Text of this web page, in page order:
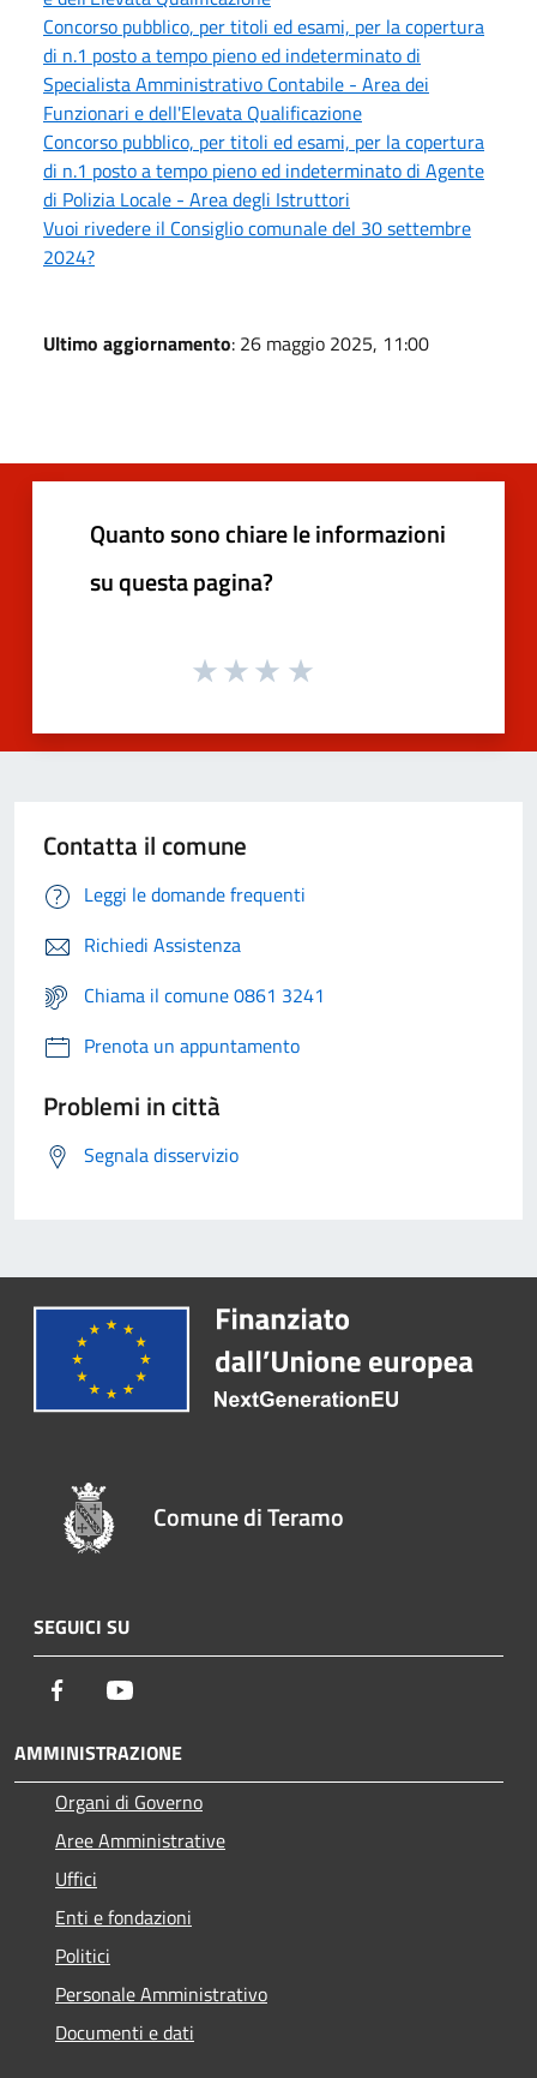
Concorso pubblico, per titoli ed esami, per la copertura
di n.1 posto a tempo pieno ed indeterminato di
Specialista Amministrativo Contabile - Area dei
Funzionari e dell'Elevata Qualificazione
Concorso pubblico, per titoli ed esami, per la copertura
di n.1 posto a tempo pieno ed indeterminato di Agente
di Polizia Locale - Area degli Istruttori
Vuoi rivedere il Consiglio comunale del 30 settembre
2024?
Ultimo aggiornamento: 26 maggio 2025, 11:00
Quanto sono chiare le informazioni
su questa pagina?
Contatta il comune
Leggi le domande frequenti
Richiedi Assistenza
Chiama il comune 0861 3241
Prenota un appuntamento
Problemi in città
Segnala disservizio
Comune di Teramo
SEGUICI SU
Facebook
AMMINISTRAZIONE
Organi di Governo
Aree Amministrative
Uffici
Enti e fondazioni
Politici
Personale Amministrativo
Documenti e dati